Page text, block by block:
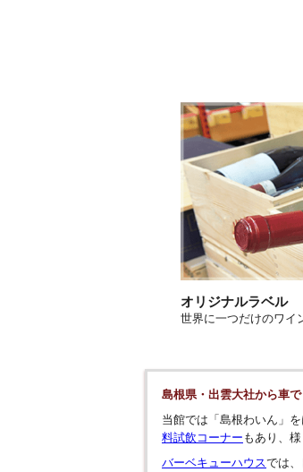
オリジナルラベル
世界に一つだけのワイ
島根県・出雲大社から車
当館では「島根わいん」
料試飲コーナー もあり、
バーベキューハウスでは